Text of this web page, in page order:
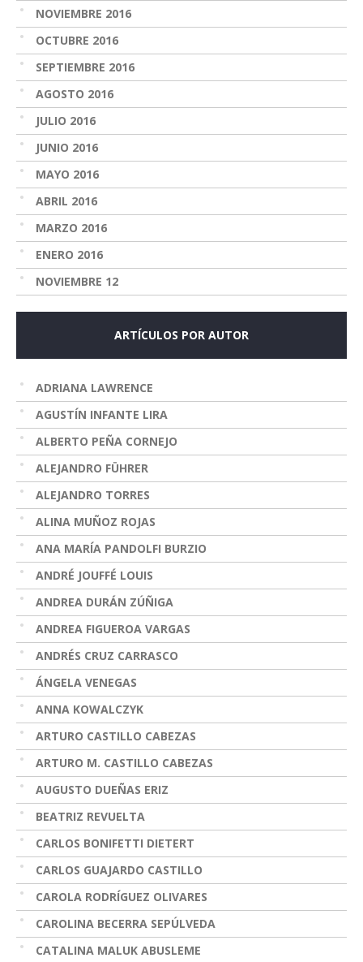
NOVIEMBRE 2016
OCTUBRE 2016
SEPTIEMBRE 2016
AGOSTO 2016
JULIO 2016
JUNIO 2016
MAYO 2016
ABRIL 2016
MARZO 2016
ENERO 2016
NOVIEMBRE 12
ARTÍCULOS POR AUTOR
ADRIANA LAWRENCE
AGUSTÍN INFANTE LIRA
ALBERTO PEÑA CORNEJO
ALEJANDRO FÜHRER
ALEJANDRO TORRES
ALINA MUÑOZ ROJAS
ANA MARÍA PANDOLFI BURZIO
ANDRÉ JOUFFÉ LOUIS
ANDREA DURÁN ZÚÑIGA
ANDREA FIGUEROA VARGAS
ANDRÉS CRUZ CARRASCO
ÁNGELA VENEGAS
ANNA KOWALCZYK
ARTURO CASTILLO CABEZAS
ARTURO M. CASTILLO CABEZAS
AUGUSTO DUEÑAS ERIZ
BEATRIZ REVUELTA
CARLOS BONIFETTI DIETERT
CARLOS GUAJARDO CASTILLO
CAROLA RODRÍGUEZ OLIVARES
CAROLINA BECERRA SEPÚLVEDA
CATALINA MALUK ABUSLEME